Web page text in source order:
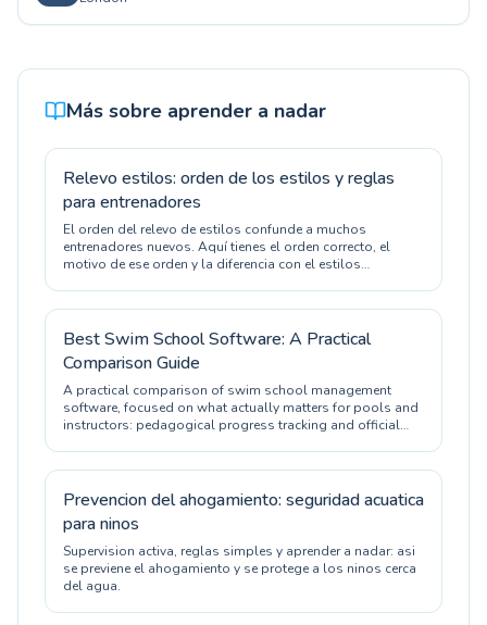
Más sobre aprender a nadar
Relevo estilos: orden de los estilos y reglas
para entrenadores
El orden del relevo de estilos confunde a muchos
entrenadores nuevos. Aquí tienes el orden correcto, el
motivo de ese orden y la diferencia con el estilos
Best Swim School Software: A Practical
Comparison Guide
A practical comparison of swim school management
software, focused on what actually matters for pools and
instructors: pedagogical progress tracking and official
Prevencion del ahogamiento: seguridad acuatica
para ninos
Supervision activa, reglas simples y aprender a nadar: asi
se previene el ahogamiento y se protege a los ninos cerca
del agua.